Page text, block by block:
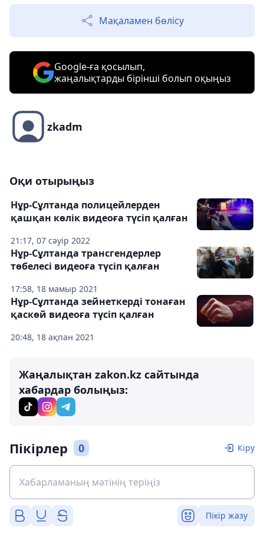
Мақаламен бөлісу
Google-ға қосылып,
жаңалықтарды бірінші болып оқыңыз
zkadm
Оқи отырыңыз
21:17, 07 сәуір 2022
Нұр-Сұлтанда полицейлерден
қашқан көлік видеоға түсіп қалған
17:58, 18 мамыр 2021
Нұр-Сұлтанда трансгендерлер
төбелесі видеоға түсіп қалған
20:48, 18 ақпан 2021
Нұр-Сұлтанда зейнеткерді тонаған
қаскөй видеоға түсіп қалған
Жаңалықтан zakon.kz сайтында
хабардар болыңыз:
Пікірлер 0 Кіру
Пікір жазу